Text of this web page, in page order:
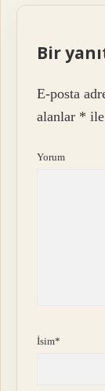
Bir
E-posta
alanlar *
Yorum
İsim*